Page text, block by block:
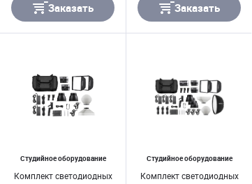
Заказать
Заказать
Студийное оборудование
Комплект светодиодных
Студийное оборудование
Комплект светодиодных